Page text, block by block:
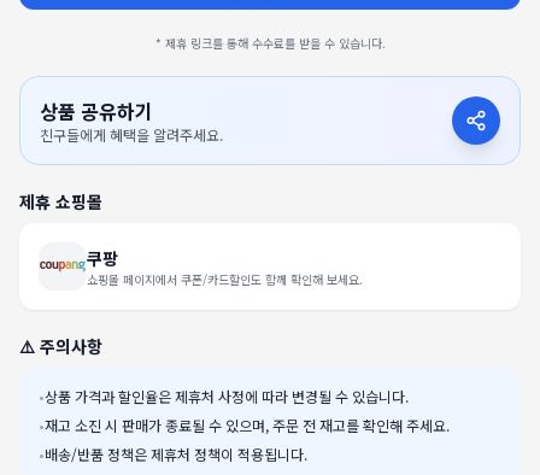
* 제휴 링크를 통해 수수료를 받을 수 있습니다.
상품 공유하기
친구들에게 혜택을 알려주세요.
제휴 쇼핑몰
쿠팡
쇼핑몰 페이지에서 쿠폰/카드할인도 함께 확인해 보세요.
⚠️ 주의사항
•상품 가격과 할인율은 제휴처 사정에 따라 변경될 수 있습니다.
•재고 소진 시 판매가 종료될 수 있으며, 주문 전 재고를 확인해 주세요.
•배송/반품 정책은 제휴처 정책이 적용됩니다.